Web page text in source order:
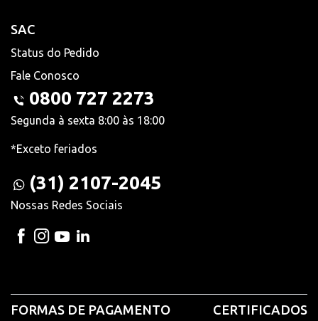
SAC
Status do Pedido
Fale Conosco
0800 727 2273
Segunda à sexta 8:00 às 18:00
*Exceto feriados
(31) 2107-2045
Nossas Redes Sociais
FORMAS DE PAGAMENTO CERTIFICADOS